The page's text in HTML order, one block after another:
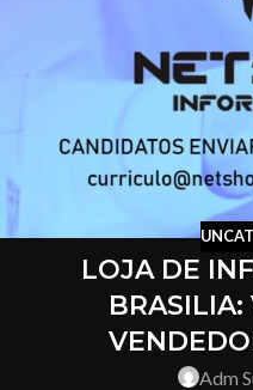
LOJA DE
BRASILIA:
Adm